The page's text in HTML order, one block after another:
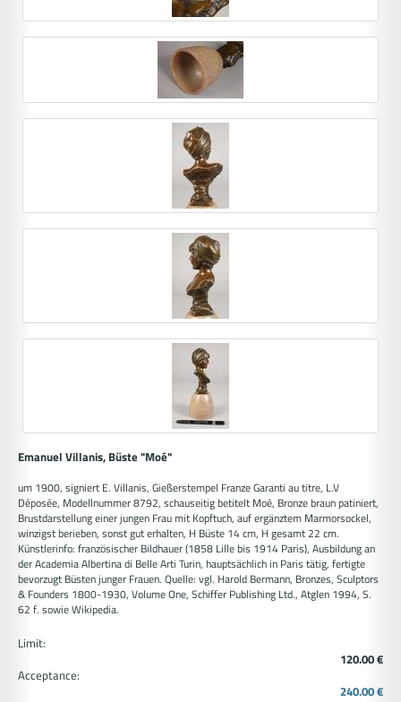
Emanuel Villanis, Büste "Moé"
um 1900, signiert E. Villanis, Gießerstempel Franze Garanti au titre, L.V
Déposée, Modellnummer 8792, schauseitig betitelt Moé, Bronze braun patiniert,
Brustdarstellung einer jungen Frau mit Kopftuch, auf ergänztem Marmorsockel,
winzigst berieben, sonst gut erhalten, H Büste 14 cm, H gesamt 22 cm.
Künstlerinfo: französischer Bildhauer (1858 Lille bis 1914 Paris), Ausbildung an
der Academia Albertina di Belle Arti Turin, hauptsächlich in Paris tätig, fertigte
bevorzugt Büsten junger Frauen. Quelle: vgl. Harold Bermann, Bronzes, Sculptors
& Founders 1800-1930, Volume One, Schiffer Publishing Ltd., Atglen 1994, S.
62 f. sowie Wikipedia.
Limit:
120.00 €
Acceptance:
240.00 €